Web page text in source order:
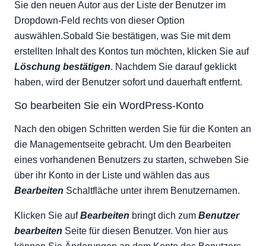
Sie den neuen Autor aus der Liste der Benutzer im
Dropdown-Feld rechts von dieser Option
auswählen.Sobald Sie bestätigen, was Sie mit dem
erstellten Inhalt des Kontos tun möchten, klicken Sie auf
Löschung bestätigen. Nachdem Sie darauf geklickt
haben, wird der Benutzer sofort und dauerhaft entfernt.
So bearbeiten Sie ein WordPress-Konto
Nach den obigen Schritten werden Sie für die Konten an
die Managementseite gebracht. Um den Bearbeiten
eines vorhandenen Benutzers zu starten, schweben Sie
über ihr Konto in der Liste und wählen das aus
Bearbeiten Schaltfläche unter ihrem Benutzernamen.
Klicken Sie aufBearbeiten bringt dich zum Benutzer
bearbeiten Seite für diesen Benutzer. Von hier aus